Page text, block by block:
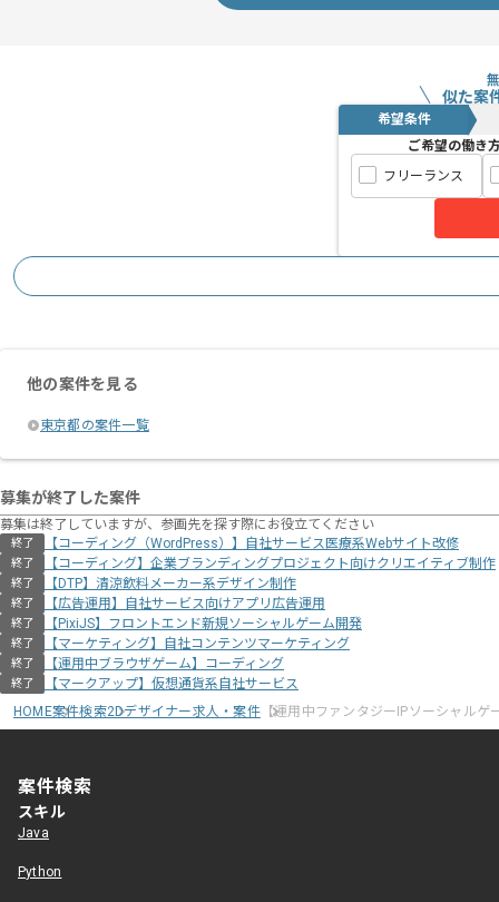
似た案
希望条件
ご希望の働き
フリーランス
他の案件を見る
東京都の案件一覧
募集が終了した案件
募集は終了していますが、参画先を探す際にお役立てください
終了 【コーディング（WordPress）】自社サービス医療系Webサイト改修
終了 【コーディング】企業ブランディングプロジェクト向けクリエイティブ制作
終了 【DTP】清涼飲料メーカー系デザイン制作
終了 【広告運用】自社サービス向けアプリ広告運用
終了 【PixiJS】フロントエンド新規ソーシャルゲーム開発
終了 【マーケティング】自社コンテンツマーケティング
終了 【運用中ブラウザゲーム】コーディング
終了
【マークアップ】仮想通貨系自社サービス
HOME案件検索2Dデザイナー求人・案件【運用中ファンタジーIPソーシャルゲ
案件検索
スキル
Java
Python